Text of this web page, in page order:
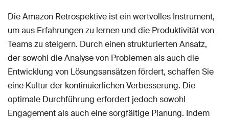
Die Amazon Retrospektive ist ein wertvolles Instrument,
um aus Erfahrungen zu lernen und die Produktivität von
Teams zu steigern. Durch einen strukturierten Ansatz,
der sowohl die Analyse von Problemen als auch die
Entwicklung von Lösungsansätzen fördert, schaffen Sie
eine Kultur der kontinuierlichen Verbesserung. Die
optimale Durchführung erfordert jedoch sowohl
Engagement als auch eine sorgfältige Planung. Indem